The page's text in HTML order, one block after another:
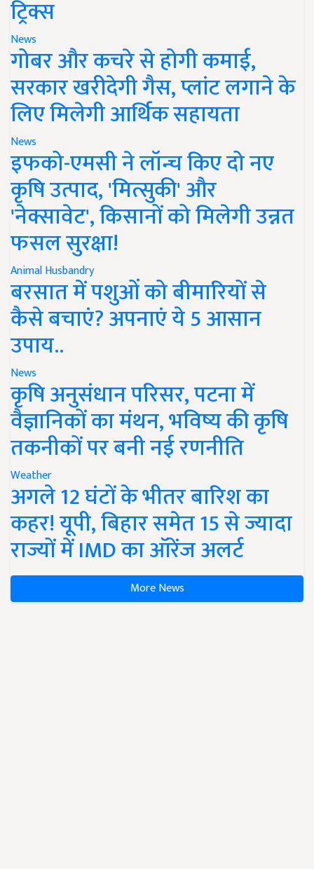
ट्रिक्स
News
गोबर और कचरे से होगी कमाई,
सरकार खरीदेगी गैस, प्लांट लगाने के
लिए मिलेगी आर्थिक सहायता
News
इफको-एमसी ने लॉन्च किए दो नए
कृषि उत्पाद, 'मित्सुकी' और
'नेक्सावेट', किसानों को मिलेगी उन्नत
फसल सुरक्षा!
Animal Husbandry
बरसात में पशुओं को बीमारियों से
कैसे बचाएं? अपनाएं ये 5 आसान
उपाय..
News
कृषि अनुसंधान परिसर, पटना में
वैज्ञानिकों का मंथन, भविष्य की कृषि
तकनीकों पर बनी नई रणनीति
Weather
अगले 12 घंटों के भीतर बारिश का
कहर! यूपी, बिहार समेत 15 से ज्यादा
राज्यों में IMD का ऑरेंज अलर्ट
More News